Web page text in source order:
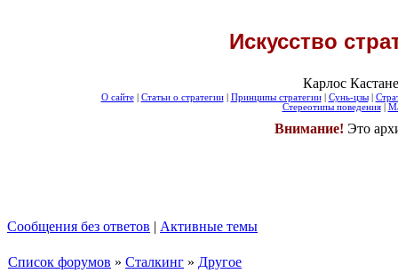
Искусство
Карлос
О сайте| Статьи о стратегии| Принципы стратегии| Сунь-цзы|
Стереотипы поведения|
Внимание! Это
Сообщения без ответов | Активные темы
Список форумов » Сталкинг » Другое